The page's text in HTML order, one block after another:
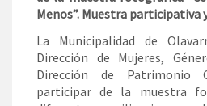
Menos”. Muestra participativa
La Municipalidad de
Dirección de Mujeres,
Dirección de Patrimonio
participar de la muestra